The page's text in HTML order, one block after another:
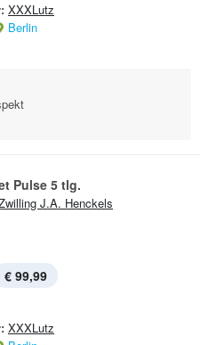
XXXLutz
Berlin
Pulse 5 tlg.
J.A. Henckels
€ 99,99
XXXLutz